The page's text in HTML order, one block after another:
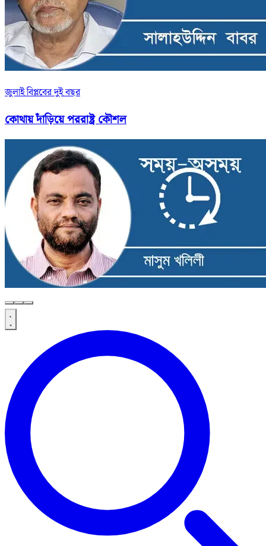
জুলাই বিপ্লবের দুই বছর
কোথায় দাঁড়িয়ে পররাষ্ট্র কৌশল